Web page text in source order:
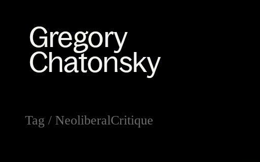
Tag / NeoliberalCritique